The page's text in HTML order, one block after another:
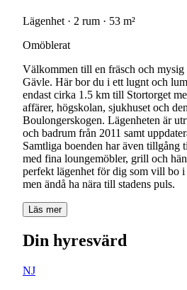
Lägenhet · 2 rum · 53 m²
Omöblerat
Välkommen till en fräsch och mysig
Gävle. Här bor du i ett lugnt och
endast cirka 1.5 km till Stortorget
affärer, högskolan, sjukhuset och
Boulongerskogen. Lägenheten är
och badrum från 2011 samt
Samtliga boenden har även tillgång
med fina loungemöbler, grill och
perfekt lägenhet för dig som vill bo
men ändå ha nära till stadens puls.
Läs mer
Din hyresvärd
NJ